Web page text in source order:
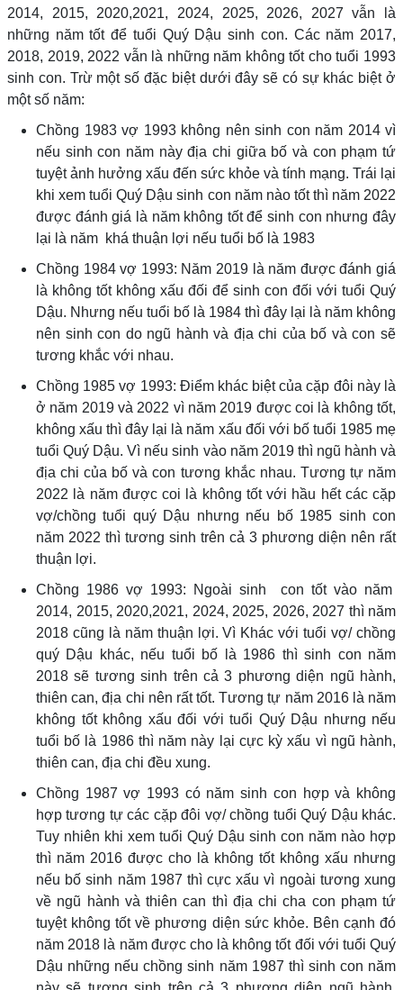
2014, 2015, 2020,2021, 2024, 2025, 2026, 2027 vẫn là
những năm tốt để tuổi Quý Dậu sinh con. Các năm 2017,
2018, 2019, 2022 vẫn là những năm không tốt cho tuổi 1993
sinh con. Trừ một số đặc biệt dưới đây sẽ có sự khác biệt ở
một số năm:
Chồng 1983 vợ 1993 không nên sinh con năm 2014 vì
nếu sinh con năm này địa chi giữa bố và con phạm tứ
tuyệt ảnh hưởng xấu đến sức khỏe và tính mạng. Trái lại
khi xem tuổi Quý Dậu sinh con năm nào tốt thì năm 2022
được đánh giá là năm không tốt để sinh con nhưng đây
lại là năm khá thuận lợi nếu tuổi bố là 1983
Chồng 1984 vợ 1993: Năm 2019 là năm được đánh giá
là không tốt không xấu đối để sinh con đối với tuổi Quý
Dậu. Nhưng nếu tuổi bố là 1984 thì đây lại là năm không
nên sinh con do ngũ hành và địa chi của bố và con sẽ
tương khắc với nhau.
Chồng 1985 vợ 1993: Điểm khác biệt của cặp đôi này là
ở năm 2019 và 2022 vì năm 2019 được coi là không tốt,
không xấu thì đây lại là năm xấu đối với bố tuổi 1985 mẹ
tuổi Quý Dậu. Vì nếu sinh vào năm 2019 thì ngũ hành và
địa chi của bố và con tương khắc nhau. Tương tự năm
2022 là năm được coi là không tốt với hầu hết các cặp
vợ/chồng tuổi quý Dậu nhưng nếu bố 1985 sinh con
năm 2022 thì tương sinh trên cả 3 phương diện nên rất
thuận lợi.
Chồng 1986 vợ 1993: Ngoài sinh con tốt vào năm
2014, 2015, 2020,2021, 2024, 2025, 2026, 2027 thì năm
2018 cũng là năm thuận lợi. Vì Khác với tuổi vợ/ chồng
quý Dậu khác, nếu tuổi bố là 1986 thì sinh con năm
2018 sẽ tương sinh trên cả 3 phương diện ngũ hành,
thiên can, địa chi nên rất tốt. Tương tự năm 2016 là năm
không tốt không xấu đối với tuổi Quý Dậu nhưng nếu
tuổi bố là 1986 thì năm này lại cực kỳ xấu vì ngũ hành,
thiên can, địa chi đều xung.
Chồng 1987 vợ 1993 có năm sinh con hợp và không
hợp tương tự các cặp đôi vợ/ chồng tuổi Quý Dậu khác.
Tuy nhiên khi xem tuổi Quý Dậu sinh con năm nào hợp
thì năm 2016 được cho là không tốt không xấu nhưng
nếu bố sinh năm 1987 thì cực xấu vì ngoài tương xung
về ngũ hành và thiên can thì địa chi cha con phạm tứ
tuyệt không tốt về phương diện sức khỏe. Bên cạnh đó
năm 2018 là năm được cho là không tốt đối với tuổi Quý
Dậu những nếu chồng sinh năm 1987 thì sinh con năm